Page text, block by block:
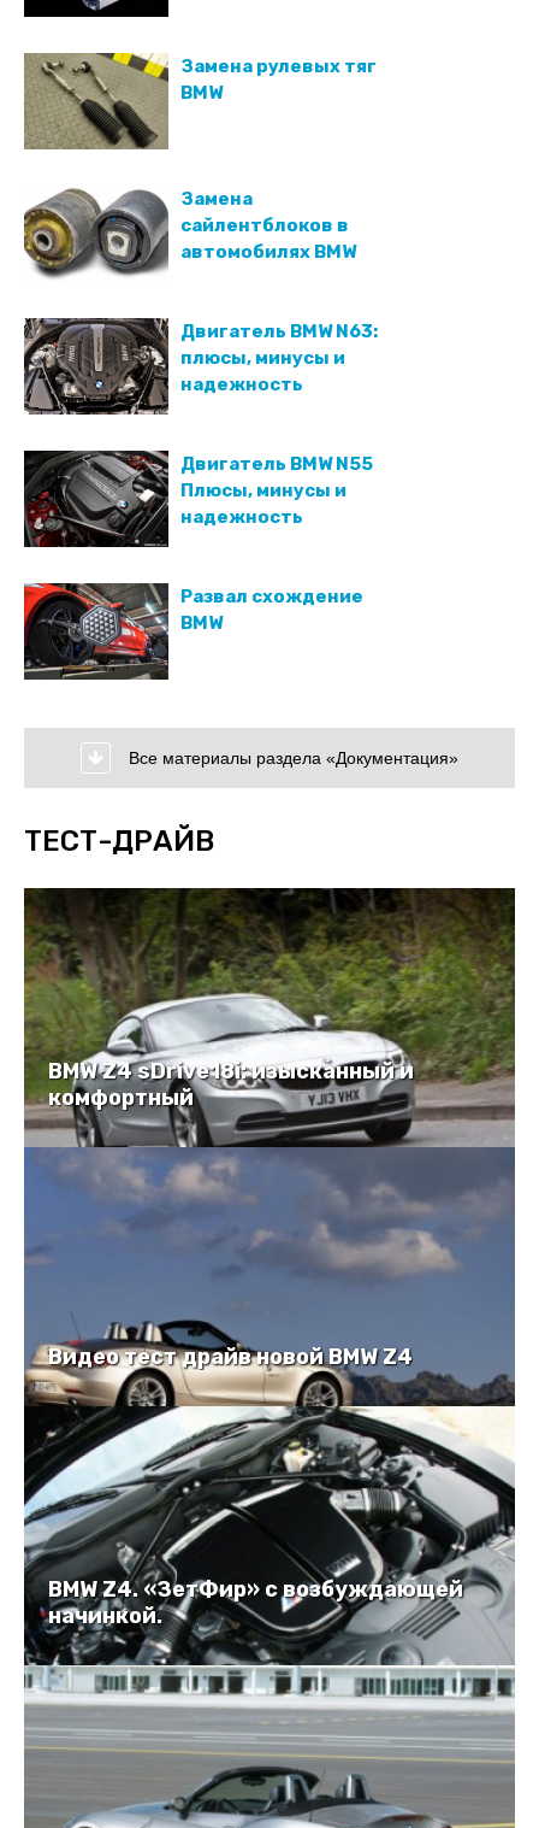
Замена рулевых тяг
BMW
Замена
сайлентблоков в
автомобилях BMW
Двигатель BMW N63:
плюсы, минусы и
надежность
Двигатель BMW N55
Плюсы, минусы и
надежность
Развал схождение
BMW
Все материалы раздела «Документация»
ТЕСТ-ДРАЙВ
BMW Z4 sDrive18i: изысканный и
комфортный
Видео тест драйв новой BMW Z4
BMW Z4. «ЗетФир» с возбуждающей
начинкой.